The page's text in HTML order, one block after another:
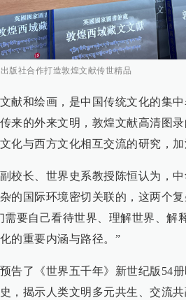
版社合作打造敦煌文献传世精品
献和绘画，是中国传统文化的集
来的外来文明，敦煌文献高清图
化与西方文化相互交流的研究，加
副校长、世界史系教授陈恒认为，
的国际环境密切关联的，这两个
需要自己看待世界、理解世界、解
的重要内涵与路径。”
告了《世界五千年》新世纪版54
，揭示人类文明多元共生、交流共